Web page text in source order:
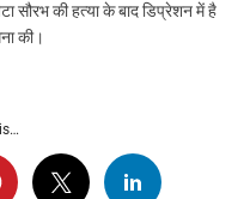
सौरभ की हत्या के बाद डिप्रेशन में है
की।